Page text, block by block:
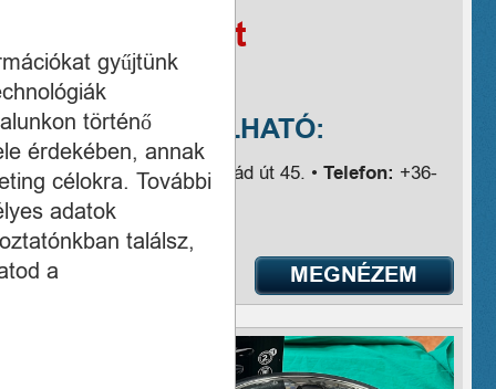
24999 Ft
A TERMÉK
MEGVÁSÁROLHATÓ:
Cím:Budapest IV., Árpád út 45. •Telefon: +36-
70 7030-090
MEGNÉZEM
gyűjtünk
történő
érdekében, annak
célokra. További
adatok
találsz,
a